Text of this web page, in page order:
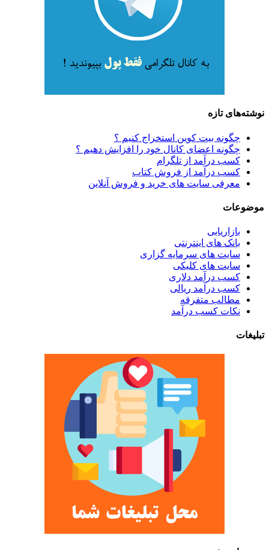
نوشته‌های تازه
چگونه بیت کوین استخراج کنیم ؟
چگونه اعضای کانال خود را افزایش دهیم ؟
کسب درآمد از تلگرام
کسب درآمد از فروش کتاب
معرفی سایت های خرید و فروش آنلاین
موضوعات
بازاریابی
بانک های اینترنتی
سایت های سرمایه گزاری
سایت های کلیکی
کسب درآمد دلاری
کسب درآمد ریالی
مطالب متفرقه
نکات کسب درآمد
تبلیغات